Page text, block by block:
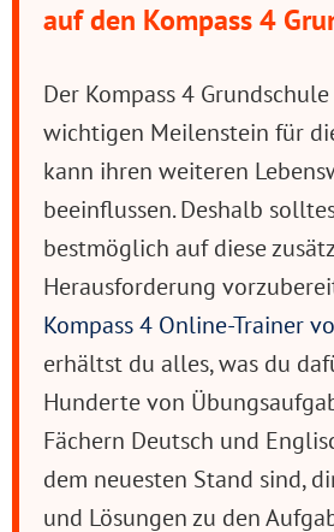
auf den Kompass 4
Der Kompass 4
wichtigen Meilenstein für
kann ihren weiteren
beeinflussen. Deshalb
bestmöglich auf diese
Herausforderung
Kompass 4 Online-Trainer
erhältst du alles, was du
Hunderte von
Fächern Deutsch und
dem neuesten Stand sind,
und Lösungen zu den